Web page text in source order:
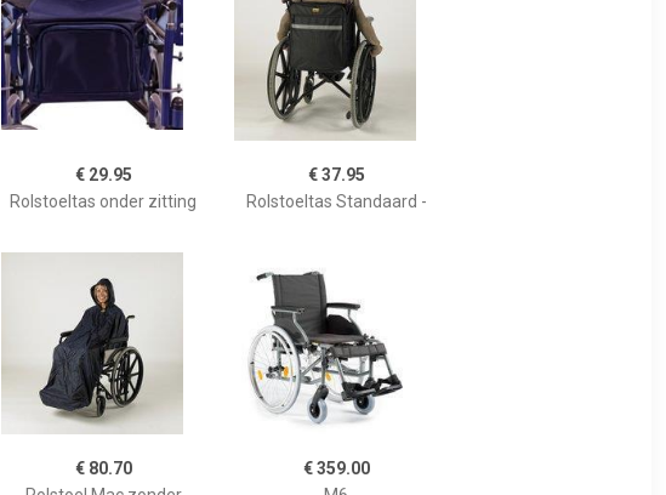
€ 29.95
Rolstoeltas onder zitting
€ 37.95
Rolstoeltas Standaard -
€ 80.70
€ 359.00